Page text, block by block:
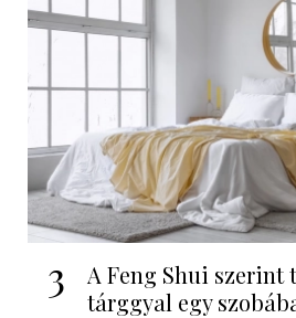
3
A Feng Shui szerint
tárggyal egy